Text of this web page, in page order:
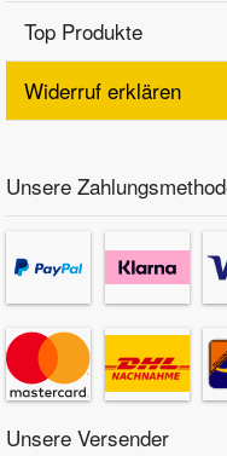
Top Produkte
Widerruf erklären
Unsere
Unsere Versender